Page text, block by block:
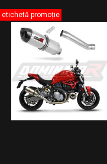
etichetă promoție